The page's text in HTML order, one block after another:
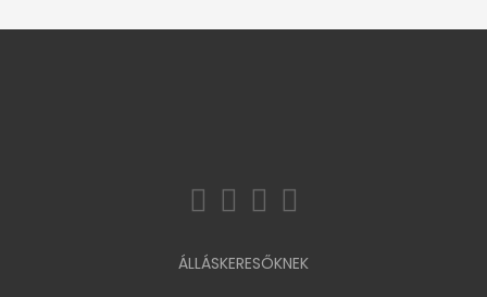
ÁLLÁSKERESŐKNEK